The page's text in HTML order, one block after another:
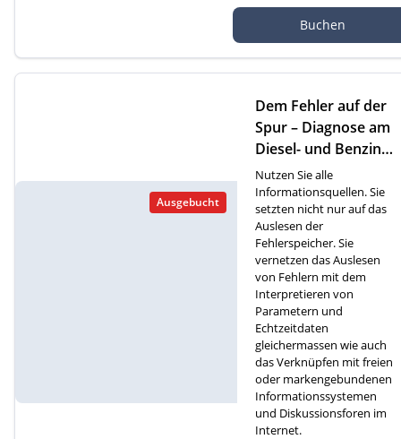
atte 1D, 6260 Reiden
Buchen
Ausgebucht
Dem Fehler auf der
Spur – Diagnose am
Diesel- und Benzinm
otor (F)
Nutzen Sie alle
Informationsquellen. Sie
setzten nicht nur auf das
Auslesen der
Fehlerspeicher. Sie
vernetzen das Auslesen
von Fehlern mit dem
Interpretieren von
Parametern und
Echtzeitdaten
gleichermassen wie auch
das Verknüpfen mit freien
oder markengebundenen
Informationssystemen
und Diskussionsforen im
Internet.